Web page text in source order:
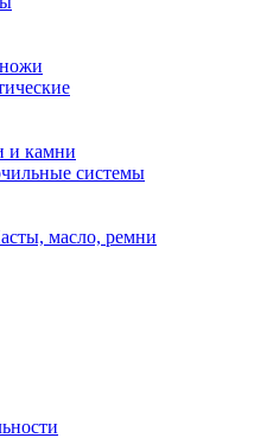
и камни
системы
масло, ремни